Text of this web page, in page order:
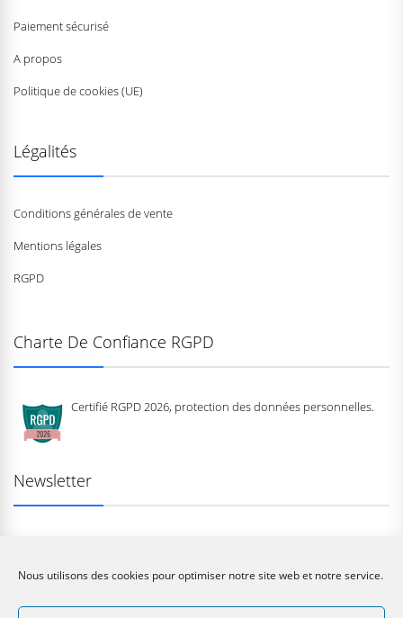
Nous utilisons des cookies pour optimiser notre site web et notre service.
Paiement sécurisé
A propos
Politique de cookies (UE)
Légalités
Conditions générales de vente
Mentions légales
RGPD
Charte De Confiance RGPD
Certifié RGPD 2026, protection des données personnelles.
Newsletter
Copyright © 2026 Copyright